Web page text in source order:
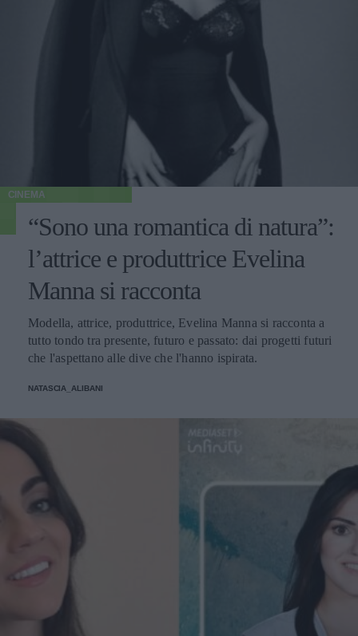
CINEMA
“Sono una romantica di natura”:
l’attrice e produttrice Evelina
Manna si racconta
Modella, attrice, produttrice, Evelina Manna si racconta a
tutto tondo tra presente, futuro e passato: dai progetti futuri
che l'aspettano alle dive che l'hanno ispirata.
NATASCIA_ALIBANI